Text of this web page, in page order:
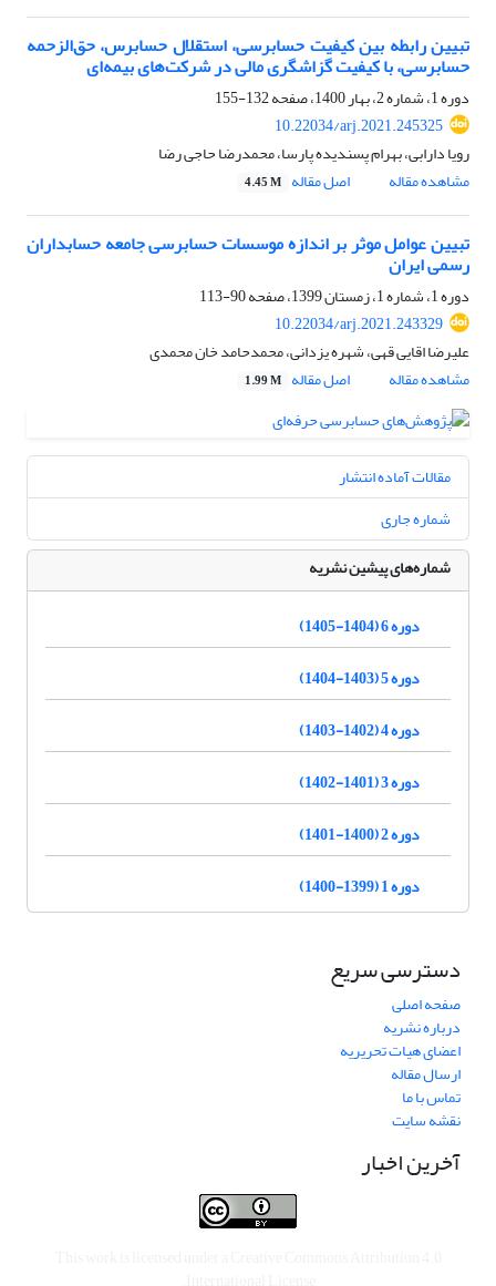
تبیین رابطه بین کیفیت حسابرسی، استقلال حسابرس، حق‌الزحمه
حسابرسی، با کیفیت گزاشگری مالی در شرکت‌های بیمه‌ای
دوره 1، شماره 2، بهار 1400، صفحه
132-155
10.22034/arj.2021.245325
رویا دارابی، بهرام پسندیده پارسا، محمدرضا حاجی رضا
مشاهده مقاله
اصل مقاله 4.45 M
تبیین عوامل موثر بر اندازه موسسات حسابرسی جامعه حسابداران
رسمی ایران
دوره 1، شماره 1، زمستان 1399، صفحه
90-113
10.22034/arj.2021.243329
علیرضا اقایی قهی، شهره یزدانی، محمدحامد خان محمدی
مشاهده مقاله
اصل مقاله 1.99 M
مقالات آماده انتشار
شماره جاری
شماره‌های پیشین نشریه
دوره 6 (1404-1405)
دوره 5 (1403-1404)
دوره 4 (1402-1403)
دوره 3 (1401-1402)
دوره 2 (1400-1401)
دوره 1 (1399-1400)
دسترسی سریع
صفحه اصلی
درباره نشریه
اعضای هیات تحریریه
ارسال مقاله
تماس با ما
نقشه سایت
آخرین اخبار